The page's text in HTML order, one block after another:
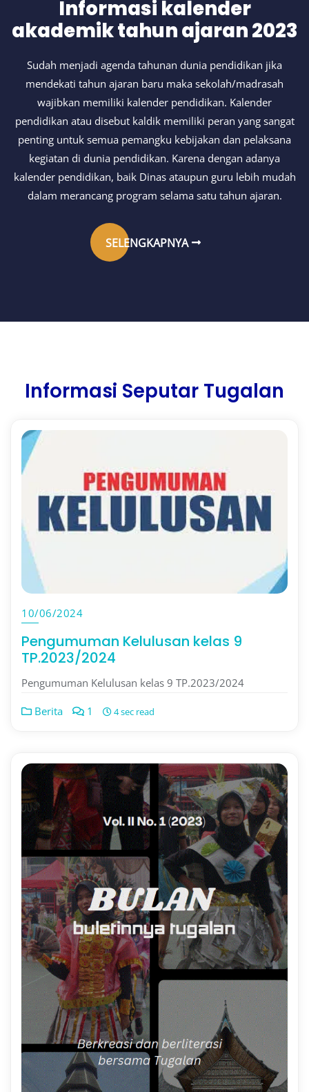
Informasi kalender
akademik tahun ajaran 2023
Sudah menjadi agenda tahunan dunia pendidikan jika
mendekati tahun ajaran baru maka sekolah/madrasah
wajibkan memiliki kalender pendidikan. Kalender
pendidikan atau disebut kaldik memiliki peran yang sangat
penting untuk semua pemangku kebijakan dan pelaksana
kegiatan di dunia pendidikan. Karena dengan adanya
kalender pendidikan, baik Dinas ataupun guru lebih mudah
dalam merancang program selama satu tahun ajaran.
SELENGKAPNYA
Informasi Seputar Tugalan
10/06/2024
Pengumuman Kelulusan kelas 9
TP.2023/2024
Pengumuman Kelulusan kelas 9 TP.2023/2024
Berita 1 4 sec read